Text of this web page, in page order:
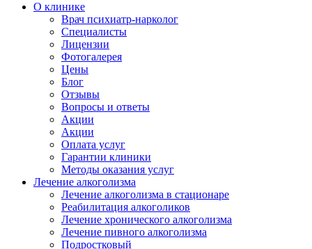
О клинике
Врач психиатр-нарколог
Специалисты
Лицензии
Фотогалерея
Цены
Блог
Отзывы
Вопросы и ответы
Акции
Акции
Оплата услуг
Гарантии клиники
Методы оказания услуг
Лечение алкоголизма
Лечение алкоголизма в стационаре
Реабилитация алкоголиков
Лечение хронического алкоголизма
Лечение пивного алкоголизма
Подростковый